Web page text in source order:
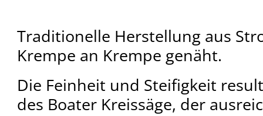
Traditionelle Herstellung aus
Krempe an Krempe genäht.
Die Feinheit und Steifigkeit
des Boater Kreissäge, der